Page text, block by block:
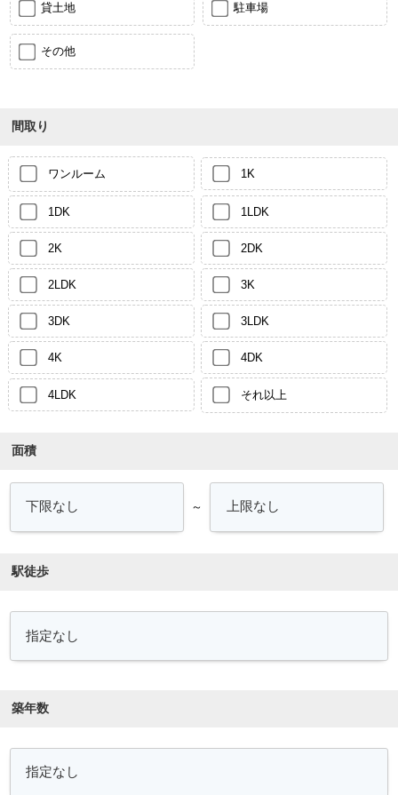
貸土地 駐車場
その他
間取り
ワンルーム 1K
1DK 1LDK
2K 2DK
2LDK 3K
3DK 3LDK
4K 4DK
4LDK それ以上
面積
～
駅徒歩
築年数